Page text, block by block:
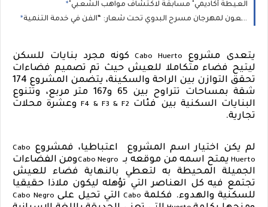
"العيطة أكاديمي" مسابقة لاكتشاف مواهب الشعبي
يتعدى مشروع Cabo Huerto
كونه مجرد بنايات للسكن
ليتيح فضاء متكاملا للعيش حيث تم تصميم فضاءات
تحقق التوازن بين الراحة والسكينة، يتضمن المشروع 174
شقة بمساحات تتراوح بين 65 و167 متر مربع، وتتنوع
البنايات السكنية بين فئات
F2
&
F3
&
F4 وعشرة محلات
تجارية.
لم يكن اختيار اسم المشروع اعتباطيا، فمشروع
Cabo
Huerto يمتح اسمه من موقعه بـ Cabo Negroومن الفضاءات
الجميلة المحيطة به لتعطي بالنهاية فضاء للعيش
تجتمع فيه كل العناصر التي تؤهله ليكون ملاذا حقيقيا
للسكنية والهدوء. فكلمة Cabo التي تحيل على Cabo Negro